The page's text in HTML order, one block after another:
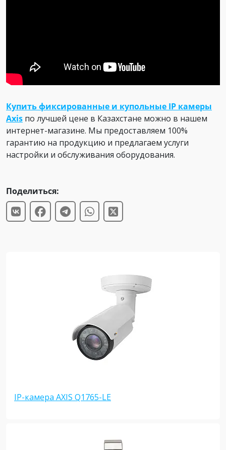
Поделиться:
IP-камера AXIS Q1765-LE
Купить фиксированные и купольные IP камеры
Axis по лучшей цене в Казахстане можно в нашем
интернет-магазине. Мы предоставляем 100%
гарантию на продукцию и предлагаем услуги
настройки и обслуживания оборудования.